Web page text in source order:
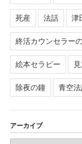
死産 法話 津
終活カウンセラー
絵本セラピー
除夜の鐘 青空
アーカイブ